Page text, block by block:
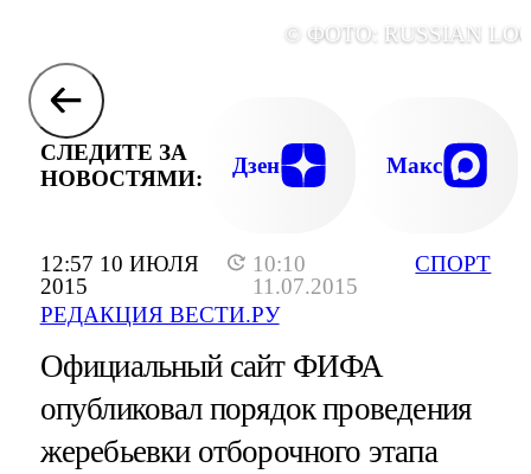
12:57 10 ИЮЛЯ
2015
10:10
11.07.2015
РЕДАКЦИЯ ВЕСТИ.РУ
СПОРТ
© ФОТО: RUSSIAN
СЛЕДИТЕ ЗА
НОВОСТЯМИ:
Дзен Макс
Официальный сайт ФИФА
опубликовал порядок проведения
жеребьевки отборочного этапа